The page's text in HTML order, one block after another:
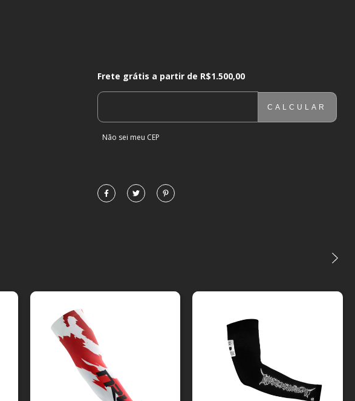
Frete grátis a partir deR$1.500,00
ALTERAR CEP
Frete grátis a partir de R$1.500,00
CALCULAR
Não sei meu CEP